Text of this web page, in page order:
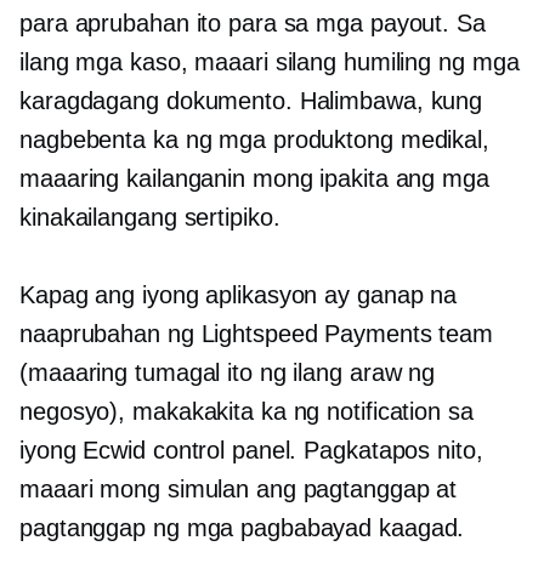
para aprubahan ito para sa mga payout. Sa
ilang mga kaso, maaari silang humiling ng mga
karagdagang dokumento. Halimbawa, kung
nagbebenta ka ng mga produktong medikal,
maaaring kailanganin mong ipakita ang mga
kinakailangang sertipiko.
Kapag ang iyong aplikasyon ay ganap na
naaprubahan ng Lightspeed Payments team
(maaaring tumagal ito ng ilang araw ng
negosyo), makakakita ka ng notification sa
iyong Ecwid control panel. Pagkatapos nito,
maaari mong simulan ang pagtanggap at
pagtanggap ng mga pagbabayad kaagad.